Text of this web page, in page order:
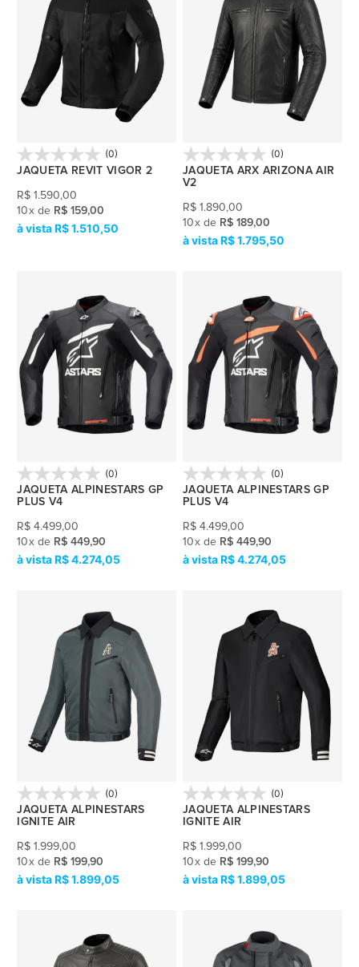
(0)
JAQUETA REVIT VIGOR 2
R$ 1.590,00
10x de R$ 159,00
R$ 1.510,50
(0)
JAQUETA ARX ARIZONA AIR
V2
R$ 1.890,00
10x de R$ 189,00
R$ 1.795,50
(0)
JAQUETA ALPINESTARS GP
PLUS V4
R$ 4.499,00
10x de R$ 449,90
R$ 4.274,05
(0)
JAQUETA ALPINESTARS GP
PLUS V4
R$ 4.499,00
10x de R$ 449,90
R$ 4.274,05
(0)
JAQUETA ALPINESTARS
IGNITE AIR
R$ 1.999,00
10x de R$ 199,90
R$ 1.899,05
(0)
JAQUETA ALPINESTARS
IGNITE AIR
R$ 1.999,00
10x de R$ 199,90
R$ 1.899,05